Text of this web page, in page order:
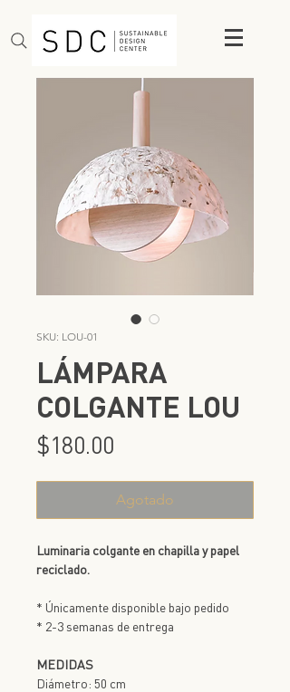
SKU: LOU-01
LÁMPARA
COLGANTE LOU
$180.00
Agotado
Luminaria colgante en chapilla y papel
reciclado.
* Únicamente disponible bajo pedido
* 2-3 semanas de entrega
MEDIDAS
Diámetro: 50 cm